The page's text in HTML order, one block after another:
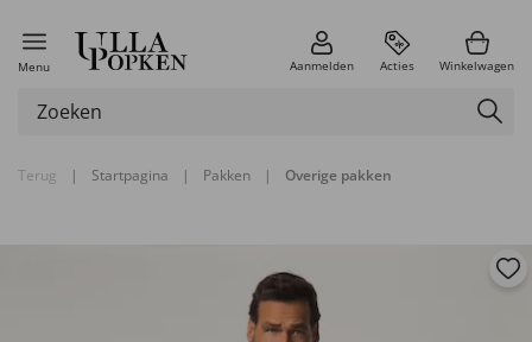
Menu Aanmelden Acties Winkelwagen
Terug | Startpagina | Pakken | Overige pakken